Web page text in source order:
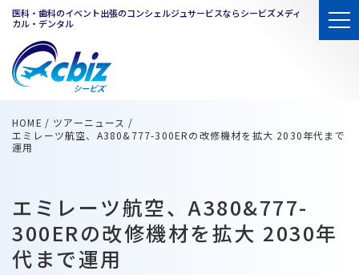
医科・歯科のイベント出張のコンシェルジュサービスならシービズメディ
カル・デンタル
HOME
ツアーニュース
エミレーツ航空、A380&777-300ERの改修機材を拡大 2030年代まで
運用
エミレーツ航空、A380&777-
300ERの改修機材を拡大 2030年
代まで運用